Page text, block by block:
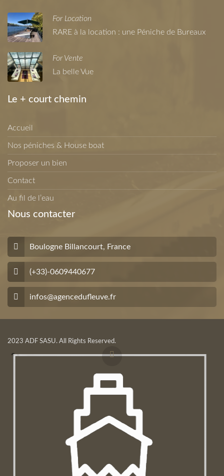
For Location
RARE à la location : une Péniche de Bureaux
For Vente
La belle Vue
Le + court chemin
Accueil
Nos péniches & House boat
Proposer un bien
Contact
Au fil de l’eau
Nous contacter
Boulogne Billancourt, France
(+33)-0609440677
infos@agencedufleuve.fr
2023 ADF SASU. All Rights Reserved.